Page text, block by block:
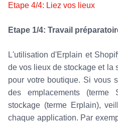
Etape 4/4: Liez vos lieux
Etape 1/4: Travail
L'utilisation d'Erplain et
de vos lieux de stockage et la
pour votre boutique. Si vous
des emplacements
stockage (terme Erplain),
chaque application. Par